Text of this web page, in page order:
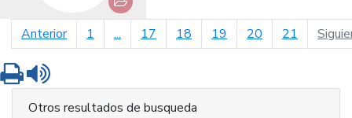
Anteriorpágina anterior
1 ... 17 18 19 20 21
Imprimir
Otros resultados de busqueda